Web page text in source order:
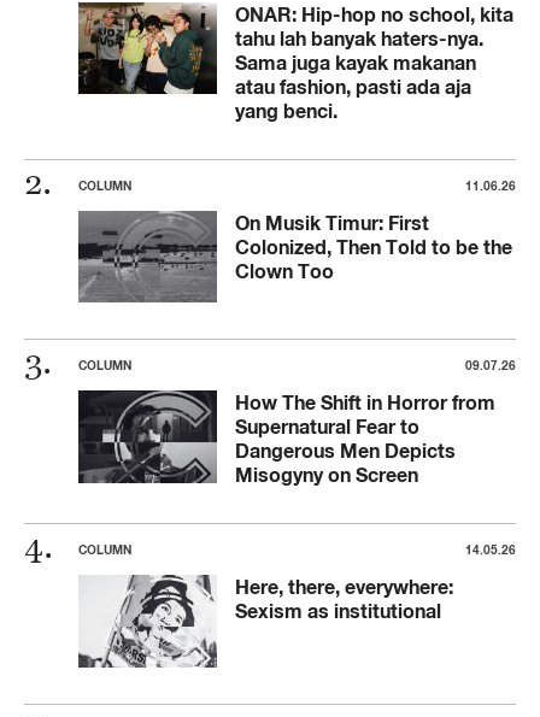
ONAR: Hip-hop no school, kita
tahu lah banyak haters-nya.
Sama juga kayak makanan
atau fashion, pasti ada aja
yang benci.
COLUMN 11.06.26
On Musik Timur: First
Colonized, Then Told to be the
Clown Too
COLUMN 09.07.26
How The Shift in Horror from
Supernatural Fear to
Dangerous Men Depicts
Misogyny on Screen
COLUMN 14.05.26
Here, there, everywhere:
Sexism as institutional